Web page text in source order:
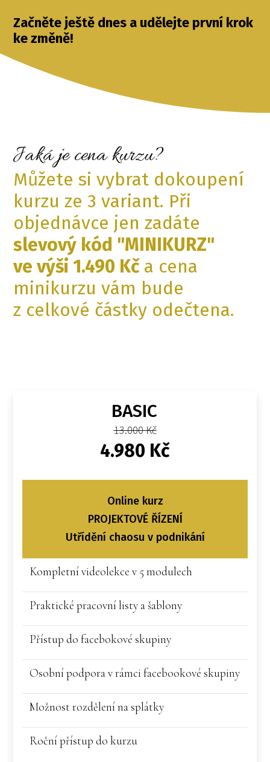
Začněte ještě dnes a udělejte první krok
ke změně!
Jaká je cena kurzu?
Můžete si vybrat dokoupení
kurzu ze 3 variant. Při
objednávce jen zadáte
slevový kód "MINIKURZ"
ve výši 1.490 Kča cena
minikurzu vám bude
z celkové částky odečtena.
BASIC
13.000 Kč
4.980 Kč
Online kurz
PROJEKTOVÉ ŘÍZENÍ
Utřídění chaosu v podnikání
Kompletní videolekce v 5 modulech
Praktické pracovní listy a šablony
Přístup do facebokové skupiny
Osobní podpora v rámci facebookové skupiny
Možnost rozdělení na splátky
Roční přístup do kurzu